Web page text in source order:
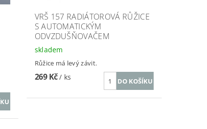
VRŠ 157 RADIÁTOROVÁ RŮŽICE
S AUTOMATICKÝM
ODVZDUŠŇOVAČEM
skladem
Růžice má levý závit.
269 Kč/ ks